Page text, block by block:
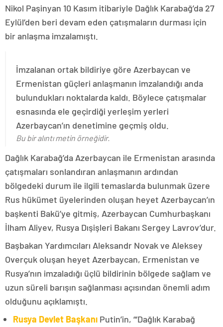
Nikol Paşinyan 10 Kasım itibariyle Dağlık Karabağ’da 27
Eylül’den beri devam eden çatışmaların durması için
bir anlaşma imzalamıştı.
İmzalanan ortak bildiriye göre Azerbaycan ve
Ermenistan güçleri anlaşmanın imzalandığı anda
bulundukları noktalarda kaldı. Böylece çatışmalar
esnasında ele geçirdiği yerleşim yerleri
Azerbaycan’ın denetimine geçmiş oldu.
Bu bir alıntı metin örneğidir.
Dağlık Karabağ’da Azerbaycan ile Ermenistan arasında
çatışmaları sonlandıran anlaşmanın ardından
bölgedeki durum ile ilgili temaslarda bulunmak üzere
Rus hükümet üyelerinden oluşan heyet Azerbaycan’ın
başkenti Bakü’ye gitmiş, Azerbaycan Cumhurbaşkanı
İlham Aliyev, Rusya Dışişleri Bakanı Sergey Lavrov’dur.
Başbakan Yardımcıları Aleksandr Novak ve Aleksey
Overçuk oluşan heyet Azerbaycan, Ermenistan ve
Rusya’nın imzaladığı üçlü bildirinin bölgede sağlam ve
uzun süreli barışın sağlanması açısından önemli adım
olduğunu açıklamıştı.
Rusya Devlet Başkanı Putin’in, “‘Dağlık Karabağ